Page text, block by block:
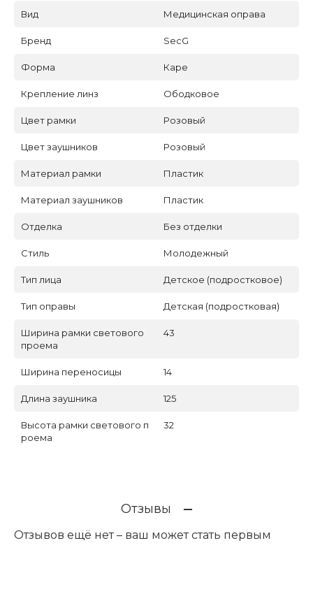
Вид Медицинская оправа
Бренд SecG
Форма Каре
Крепление линз Ободковое
Цвет рамки Розовый
Цвет заушников Розовый
Материал рамки Пластик
Материал заушников Пластик
Отделка Без отделки
Стиль Молодежный
Тип лица Детское (подростковое)
Тип оправы Детская (подростковая)
Ширина рамки светового
проема
43
Ширина переносицы 14
Длина заушника 125
Высота рамки светового п
роема
32
Отзывы
Отзывов ещё нет – ваш может стать первым